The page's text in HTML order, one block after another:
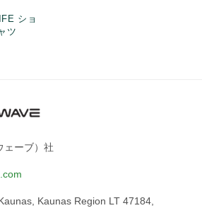
ショ
ツ
在の
ェーブ）社
Kaunas Region LT 47184,